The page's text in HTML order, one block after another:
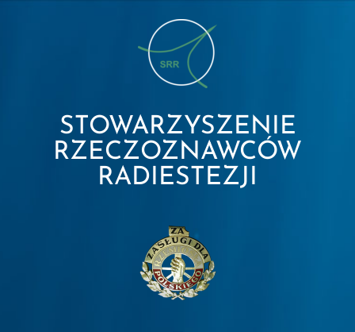
STOWARZYSZENIE
RZECZOZNAWCÓW
RADIESTEZJI